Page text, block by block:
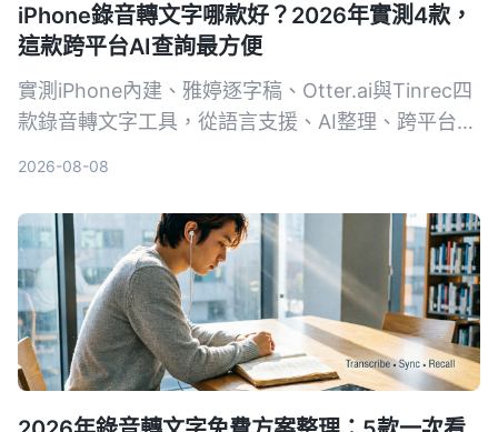
iPhone錄音轉文字哪款好？2026年實測4款，
這款跨平台AI查詢最方便
實測iPhone內建、雅婷逐字稿、Otter.ai與Tinrec四
款錄音轉文字工具，從語言支援、AI整理、跨平台到
2026-08-08